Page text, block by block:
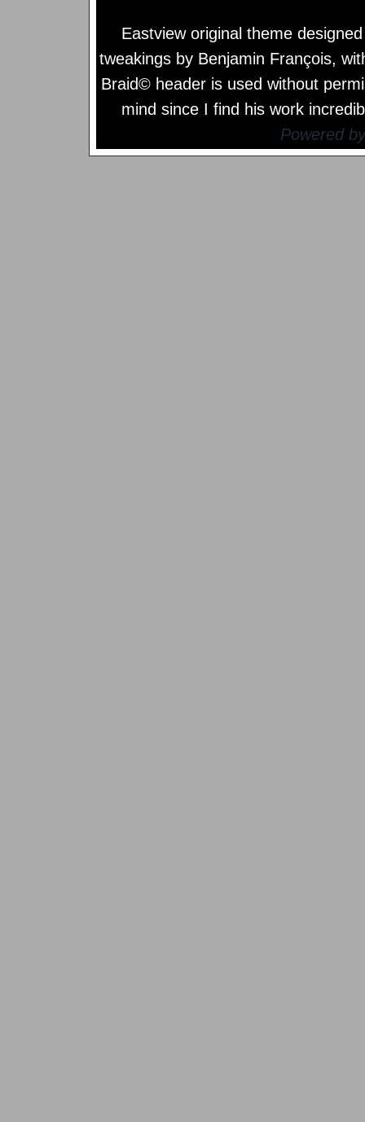
Eastview original theme
tweakings by Benjamin François,
Braid© header is used without
mind since I find his work
Powered